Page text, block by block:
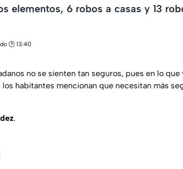
elementos, 6 robos a casas y 13
🕑 13:40
no se sienten tan seguros, pues en lo que
los habitantes mencionan que necesitan más
.